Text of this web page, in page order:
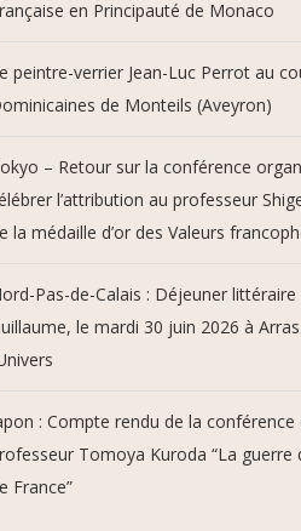
en Principauté de Monaco
peintre-verrier Jean-Luc Perrot au
de Monteils (Aveyron)
– Retour sur la conférence
l’attribution au professeur
la médaille d’or des Valeurs
Pas-de-Calais : Déjeuner littéraire
le mardi 30 juin 2026 à Arras
: Compte rendu de la conférence
Tomoya Kuroda “La guerre
France”